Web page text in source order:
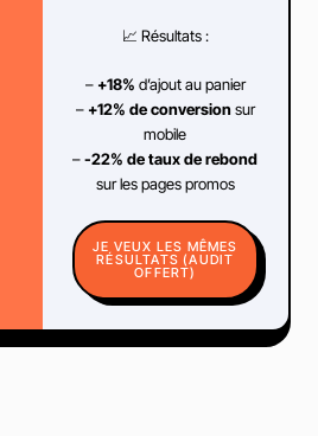
📈 Résultats :
– +18% d’ajout au panier
– +12% de conversionsur
mobile
–-22% de taux de rebond
sur les pages promos
JE VEUX LES MÊMES
RÉSULTATS (AUDIT
OFFERT)